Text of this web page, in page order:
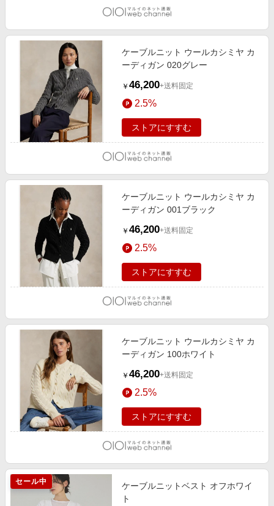
ケーブルニット ウールカシミヤ カ
ーディガン 020グレー
￥ 46,200+送料固定
2.5%
ストアにすすむ
ケーブルニット ウールカシミヤ カ
ーディガン 001ブラック
￥ 46,200+送料固定
2.5%
ストアにすすむ
ケーブルニット ウールカシミヤ カ
ーディガン 100ホワイト
￥ 46,200+送料固定
2.5%
ストアにすすむ
セール中
ケーブルニットベスト オフホワイ
ト